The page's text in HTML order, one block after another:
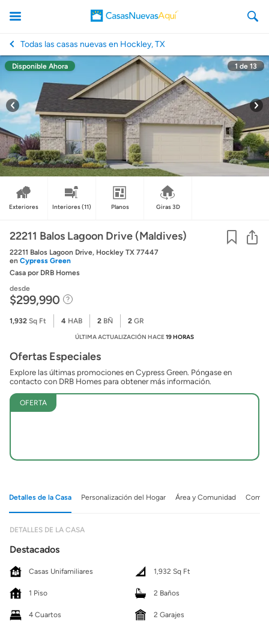
CasasNuevasAqui
Todas las casas nuevas en Hockley, TX
Disponible Ahora 1 de 13
Exteriores Interiores(11) Planos Giras 3D
22211 Balos Lagoon Drive (Maldives)
22211 Balos Lagoon Drive, Hockley TX 77447
en Cypress Green
Casa por DRB Homes
desde
$299,990
1,932 Sq Ft 4 HAB 2 BÑ 2 GR
ÚLTIMA ACTUALIZACIÓN HACE19 HORAS
Ofertas Especiales
Explore las últimas promociones en Cypress Green. Póngase en
contacto con DRB Homes para obtener más información.
OFERTA
Detalles de la Casa Personalización del Hogar Área y Comunidad
DETALLES DE LA CASA
Destacados
Casas Unifamiliares 1,932 Sq Ft
1 Piso 2 Baños
4 Cuartos 2 Garajes